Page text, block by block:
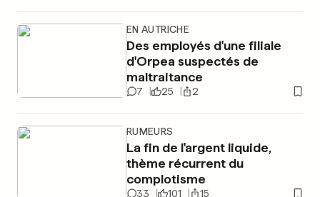
EN AUTRICHE
Des employés d'une filiale
d'Orpea suspectés de
maltraitance
7 25 2
RUMEURS
La fin de l'argent liquide,
thème récurrent du
complotisme
33 101 15